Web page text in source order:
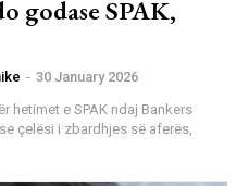
godase SPAK,
- 30 January 2026
hetimet e SPAK ndaj Bankers